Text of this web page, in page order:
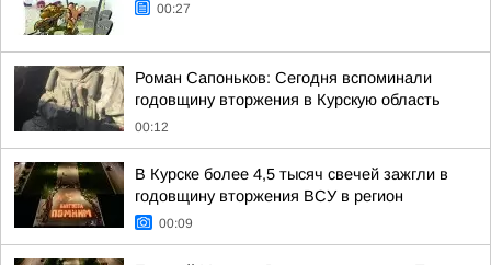
00:27
Роман Сапоньков: Сегодня вспоминали
годовщину вторжения в Курскую область
00:12
В Курске более 4,5 тысяч свечей зажгли в
годовщину вторжения ВСУ в регион
00:09